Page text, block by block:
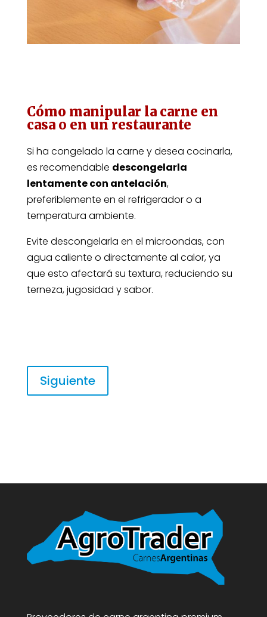
Cómo manipular la carne en
casa o en un restaurante
Si ha congelado la carne y desea cocinarla,
es recomendable descongelarla
lentamente con antelación,
preferiblemente en el refrigerador o a
temperatura ambiente.
Evite descongelarla en el microondas, con
agua caliente o directamente al calor, ya
que esto afectará su textura, reduciendo su
terneza, jugosidad y sabor.
Siguiente